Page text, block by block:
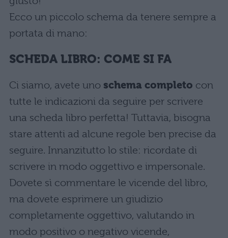
Ecco un piccolo schema da tenere sempre a
portata di mano:
SCHEDA LIBRO: COME SI FA
Ci siamo, avete uno schema completo con
tutte le indicazioni da seguire per scrivere
una scheda libro perfetta! Tuttavia, bisogna
stare attenti ad alcune regole ben precise da
seguire. Innanzitutto lo stile: ricordate di
scrivere in modo oggettivo e impersonale.
Dovete sì commentare le vicende del libro,
ma dovete esprimere un giudizio
completamente oggettivo, valutando in
modo positivo o negativo vicende,